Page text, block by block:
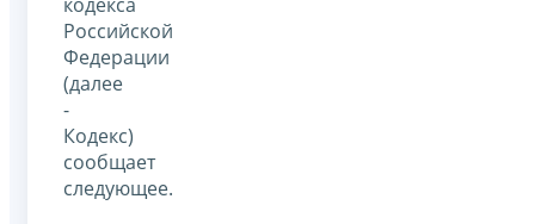
Российской
Федерации
(далее
-
Кодекс)
сообщает
следующее.